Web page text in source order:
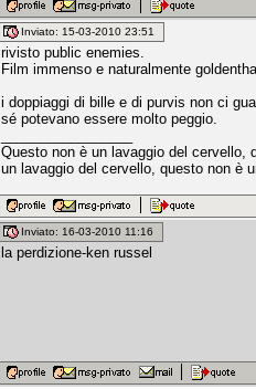
Inviato: 15-03-2010 23:51
rivisto public enemies.
Film immenso e naturalmente
i doppiaggi di bille e di purvis non ci
sé potevano essere molto peggio.
Questo non è un lavaggio del cervello,
un lavaggio del cervello, questo non è
Inviato: 16-03-2010 11:16
la perdizione-ken russel